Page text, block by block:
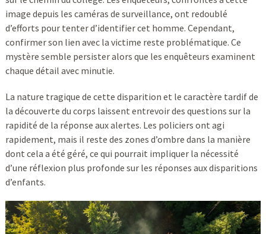
image depuis les caméras de surveillance, ont redoublé
d’efforts pour tenter d’identifier cet homme. Cependant,
confirmer son lien avec la victime reste problématique. Ce
mystère semble persister alors que les enquêteurs examinent
chaque détail avec minutie.
La nature tragique de cette disparition et le caractère tardif de
la découverte du corps laissent entrevoir des questions sur la
rapidité de la réponse aux alertes. Les policiers ont agi
rapidement, mais il reste des zones d’ombre dans la manière
dont cela a été géré, ce qui pourrait impliquer la nécessité
d’une réflexion plus profonde sur les réponses aux disparitions
d’enfants.